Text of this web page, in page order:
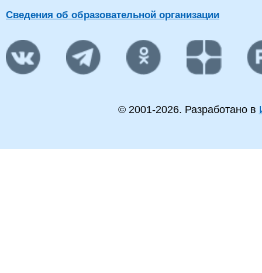
Сведения об образовательной организации
© 2001-2026. Разработано в